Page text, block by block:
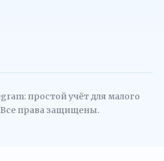
простой учёт для малого
Все права защищены.